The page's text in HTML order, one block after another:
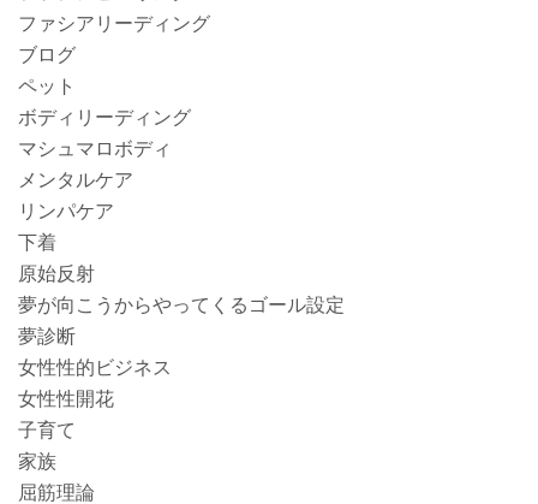
ファシアリーディング
ブログ
ペット
ボディリーディング
マシュマロボディ
メンタルケア
リンパケア
下着
原始反射
夢が向こうからやってくるゴール設定
夢診断
女性性的ビジネス
女性性開花
子育て
家族
屈筋理論